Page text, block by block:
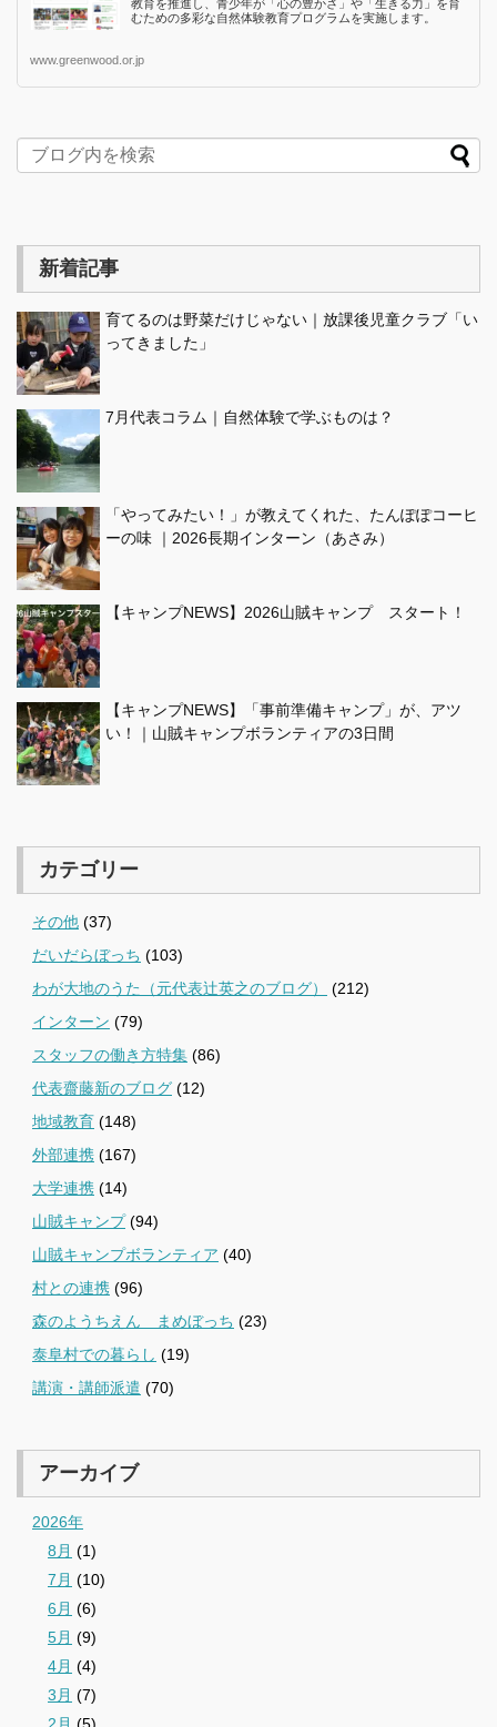
教育を推進し、青少年が「心の豊かさ」や「生きる力」を育
むための多彩な自然体験教育プログラムを実施します。
www.greenwood.or.jp
新着記事
育てるのは野菜だけじゃない｜放課後児童クラブ「い
ってきました」
7月代表コラム｜自然体験で学ぶものは？
「やってみたい！」が教えてくれた、たんぽぽコーヒ
ーの味 ｜2026長期インターン（あさみ）
【キャンプNEWS】2026山賊キャンプ スタート！
【キャンプNEWS】「事前準備キャンプ」が、アツ
い！｜山賊キャンプボランティアの3日間
カテゴリー
その他 (37)
だいだらぼっち (103)
わが大地のうた（元代表辻英之のブログ）
(212)
インターン (79)
スタッフの働き方特集 (86)
代表齋藤新のブログ (12)
地域教育 (148)
外部連携 (167)
大学連携 (14)
山賊キャンプ(94)
山賊キャンプボランティア (40)
村との連携 (96)
森のようちえん まめぼっち (23)
泰阜村での暮らし (19)
講演・講師派遣 (70)
アーカイブ
2026年
8月 (1)
7月 (10)
6月 (6)
5月 (9)
4月 (4)
3月 (7)
2月 (5)